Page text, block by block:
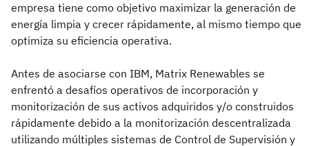
empresa tiene como objetivo maximizar la generación de
energía limpia y crecer rápidamente, al mismo tiempo que
optimiza su eficiencia operativa.
Antes de asociarse con IBM, Matrix Renewables se
enfrentó a desafíos operativos de incorporación y
monitorización de sus activos adquiridos y/o construidos
rápidamente debido a la monitorización descentralizada
utilizando múltiples sistemas de Control de Supervisión y